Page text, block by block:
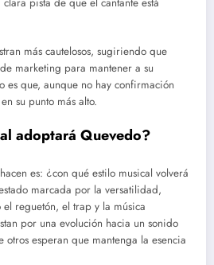
más cautelosos, sugiriendo que
marketing para mantener a su
es que, aunque no hay confirmación
su punto más alto.
adoptará Quevedo?
es: ¿con qué estilo musical volverá
marcada por la versatilidad,
reguetón, el trap y la música
por una evolución hacia un sonido
otros esperan que mantenga la esencia